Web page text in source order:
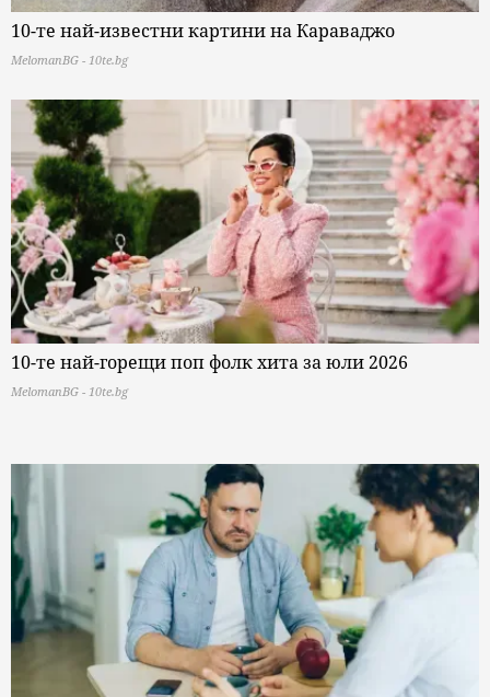
10-те най-известни картини на Караваджо
MelomanBG - 10te.bg
10-те най-горещи поп фолк хита за юли 2026
MelomanBG - 10te.bg